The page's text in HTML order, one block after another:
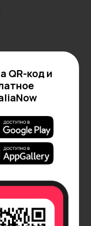
влаги к
их рядом с
под прямыми
температура
можно
например, на
или в
тюльпаны
яблок и бананов
ускоряет
вянуть.Если
попробовать
заново
обернуть цветы
QR-код и